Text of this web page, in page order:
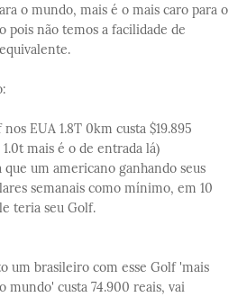
o mundo, mais é o mais caro para o
pois não temos a facilidade de
EUA 1.8T 0km custa $19.895
1.0t mais é o de entrada lá)
que um americano ganhando seus
semanais como mínimo, em 10
teria seu Golf.
um brasileiro com esse Golf 'mais
mundo' custa 74.900 reais, vai